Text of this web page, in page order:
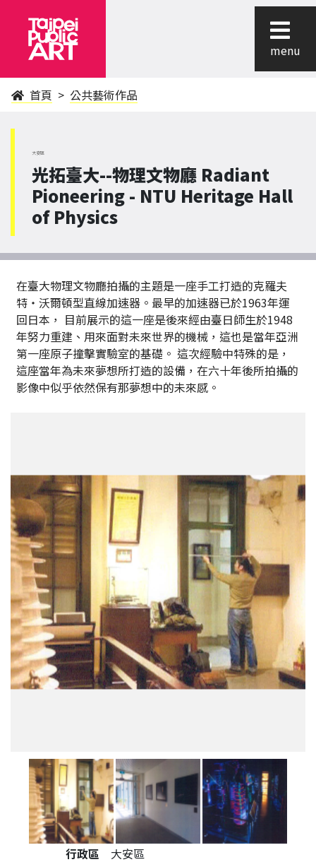
menu
首頁 公共藝術作品
大安區
光拓臺大--物理文物廳 Radiant
Pioneering - NTU Heritage Hall
of Physics
在臺大物理文物廳拍攝的主題是一座手工打造的克羅夫
特‧沃爾頓型直線加速器。最早的加速器已於1963年運
回日本， 目前展示的這一座是後來經由臺日師生於1948
年努力重建、用來面對未來世界的機械，這也是當年亞洲
第一座原子撞擊實驗室的基礎。 這次經驗中特殊的是，
這座當年為未來夢想所打造的設備，在六十年後所拍攝的
影像中似乎依然保有那夢想中的未來感。
公共藝術作品詳細資料
行政區
大安區